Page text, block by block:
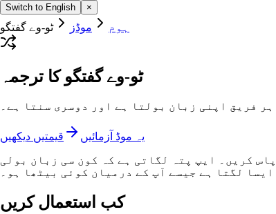
Switch to English ×
ہوم موڈز ٹو-وے گفتگو
ٹو-وے گفتگو کا ترجمہ
فریق اپنی زبان بولتا ہے اور دوسری سنتا ہے۔
یہ موڈ آزمائیں
قیمتیں دیکھیں
کریں۔ ایپ پتہ لگاتی ہے کہ کون سی زبان بولی
لگتا ہے جیسے آپ کے درمیان کوئی بیٹھا ہو۔
کب استعمال کریں